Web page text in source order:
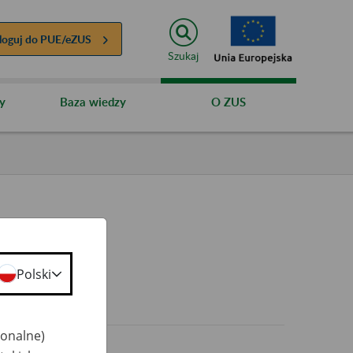
do PUE/eZUS
Szukaj
Baza wiedzy O ZUS
Polski